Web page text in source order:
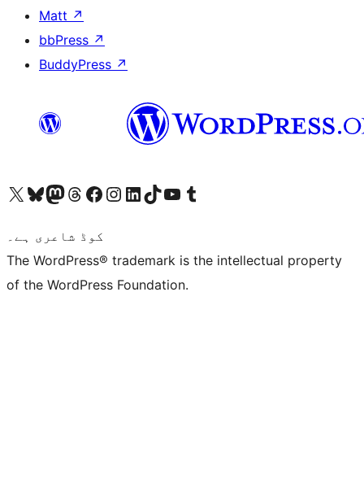
Matt ↗
bbPress ↗
BuddyPress ↗
Visit our X (formerly Twitter) account
ہمارے بلیواسکائی اکاؤنٹ پر جائیں
Visit our Mastodon account
ہمارے ٹھریڈز اکاؤنٹ پر جائیں
Visit our Facebook page
Visit our Instagram account
Visit our LinkedIn account
ہمارے ٹک ٹاک اکاؤنٹ پر جائیں
Visit our YouTube channel
ہمارے ٹمبلر اکاؤنٹ پر جائیں
کوڈ شاعری ہے۔
The WordPress® trademark is the intellectual property
of the WordPress Foundation.